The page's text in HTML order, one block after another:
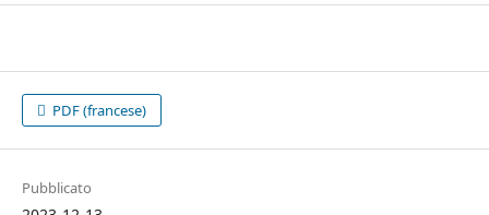
PDF (francese)
Pubblicato